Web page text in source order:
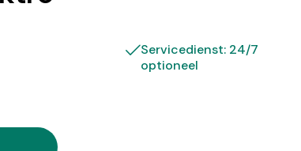
Servicedienst: 24/7
optioneel